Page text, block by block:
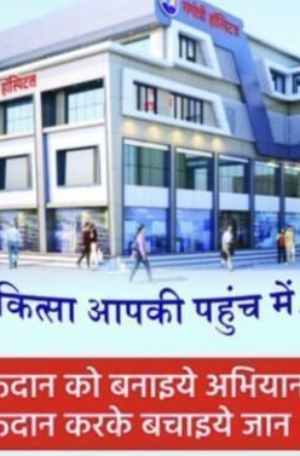
सड़क हादसे में घायल की जान
25 हजार का...
azadhindtimes@gmail.com Aug 1, 2026